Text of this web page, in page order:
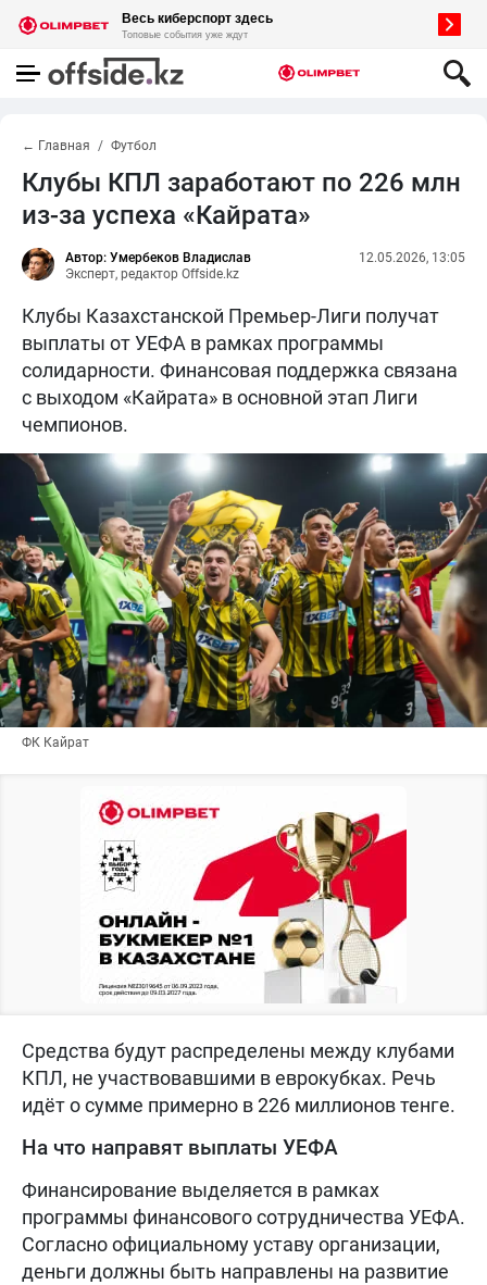
← Главная Футбол
Клубы КПЛ заработают по 226 млн
из-за успеха «Кайрата»
Автор: Умербеков Владислав
Эксперт, редактор Offside.kz
12.05.2026, 13:05
Клубы Казахстанской Премьер-Лиги получат
выплаты от УЕФА в рамках программы
солидарности. Финансовая поддержка связана
с выходом «Кайрата» в основной этап Лиги
чемпионов.
ФК Кайрат
Средства будут распределены между клубами
КПЛ, не участвовавшими в еврокубках. Речь
идёт о сумме примерно в 226 миллионов тенге.
На что направят выплаты УЕФА
Финансирование выделяется в рамках
программы финансового сотрудничества УЕФА.
Согласно официальному уставу организации,
деньги должны быть направлены на развитие